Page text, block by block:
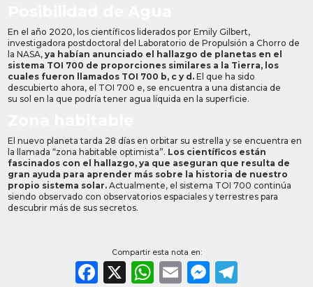
En el año 2020, los científicos liderados por Emily Gilbert,
investigadora postdoctoral del Laboratorio de Propulsión a Chorro de
la NASA,ya habían anunciado el hallazgo de planetas en el
sistema TOI 700 de proporciones similares a la Tierra, los
cuales fueron llamados TOI 700 b, c y d.El que ha sido
descubierto ahora, el TOI 700 e, se encuentra a una distancia de
su sol en la que podría tener agua líquida en la superficie.
El nuevo planeta tarda 28 días en orbitar su estrella y se encuentra en
la llamada “zona habitable optimista”. Los científicos están
fascinados con el hallazgo, ya que aseguran que resulta de
gran ayuda para aprender más sobre la historia de nuestro
propio sistema solar.Actualmente, el sistema TOI 700 continúa
siendo observado con observatorios espaciales y terrestres para
descubrir más de sus secretos.
Compartir esta nota en:
Facebook
X WhatsApp
Email